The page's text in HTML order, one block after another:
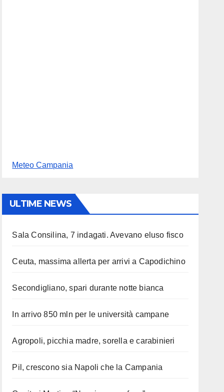
del Teatro
chi rischia vita”
Meteo Campania
ULTIME NEWS
Sala Consilina, 7 indagati. Avevano eluso fisco
Ceuta, massima allerta per arrivi a Capodichino
Secondigliano, spari durante notte bianca
In arrivo 850 mln per le università campane
Agropoli, picchia madre, sorella e carabinieri
Pil, crescono sia Napoli che la Campania